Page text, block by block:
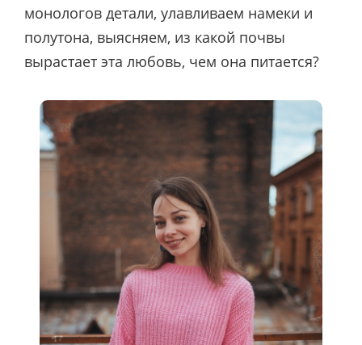
монологов детали, улавливаем намеки и
полутона, выясняем, из какой почвы
вырастает эта любовь, чем она питается?